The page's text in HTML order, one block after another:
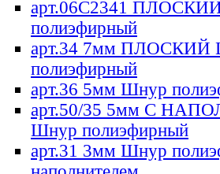
арт.06С2341
полиэфирный
арт.34 7мм ПЛОСКИЙ
полиэфирный
арт.36 5мм Шнур
арт.50/35 5мм С
Шнур полиэфирный
арт.31 3мм Шнур